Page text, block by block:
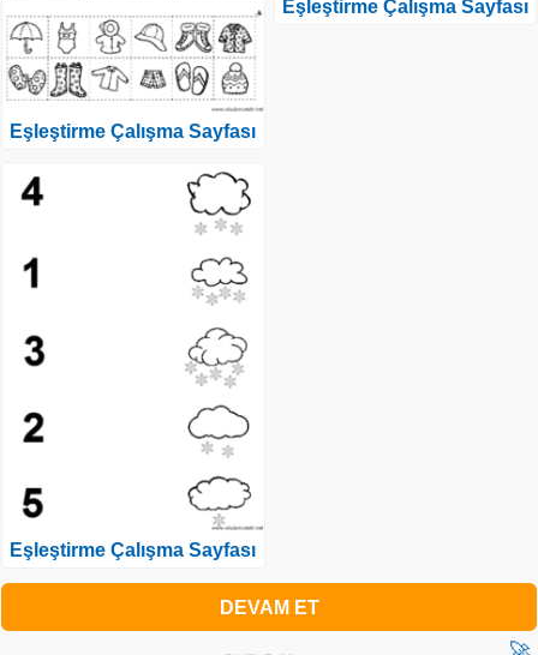
Eşleştirme Çalışma Sayfası
Eşleştirme Çalışma Sayfası
Eşleştirme Çalışma Sayfası
DEVAM ET